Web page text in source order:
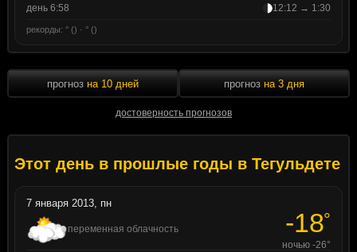
день 6:58
12:12 → 1:30
рекорды: ° () · ° ()
прогноз на 10 дней
достоверность прогнозов
прогноз на 3 дня
Этот день в прошлые годы в Тегульдете
7 января 2013, пн
переменная облачность -18°
ночью -26°